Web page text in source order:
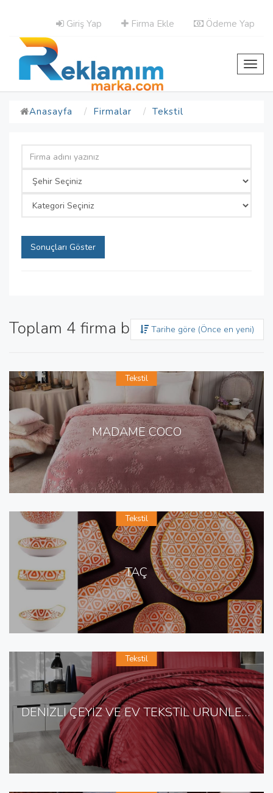
Giriş Yap Firma Ekle Ödeme Yap
Anasayfa Firmalar Tekstil
Sonuçları Göster
Toplam 4 firma bulunduTarihe göre (Önce en yeni)
MADAME COCO
Tekstil
TAÇ
Tekstil
DENİZLİ ÇEYİZ VE EV TEKSTİL ÜRÜNLERİ
Tekstil